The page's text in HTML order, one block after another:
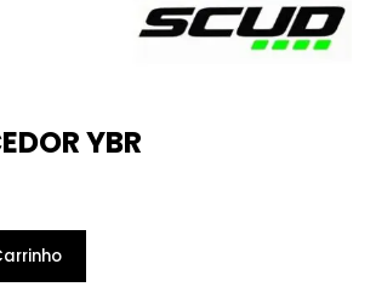
YBR